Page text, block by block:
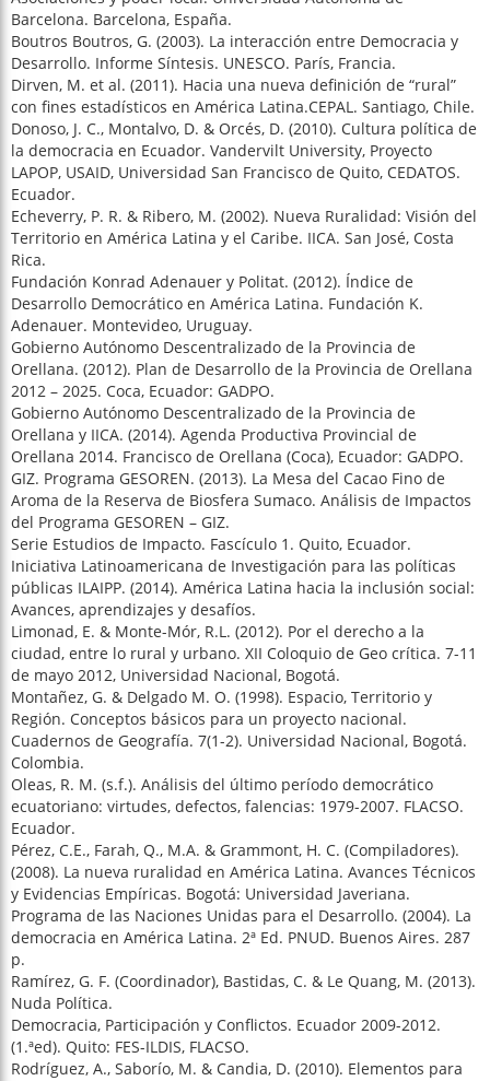
Barcelona. Barcelona, España.
Boutros Boutros, G. (2003). La interacción entre Democracia y
Desarrollo. Informe Síntesis. UNESCO. París, Francia.
Dirven, M. et al. (2011). Hacia una nueva definición de “rural”
con fines estadísticos en América Latina.CEPAL. Santiago, Chile.
Donoso, J. C., Montalvo, D. & Orcés, D. (2010). Cultura política de
la democracia en Ecuador. Vandervilt University, Proyecto
LAPOP, USAID, Universidad San Francisco de Quito, CEDATOS.
Ecuador.
Echeverry, P. R. & Ribero, M. (2002). Nueva Ruralidad: Visión del
Territorio en América Latina y el Caribe. IICA. San José, Costa
Rica.
Fundación Konrad Adenauer y Politat. (2012). Índice de
Desarrollo Democrático en América Latina. Fundación K.
Adenauer. Montevideo, Uruguay.
Gobierno Autónomo Descentralizado de la Provincia de
Orellana. (2012). Plan de Desarrollo de la Provincia de Orellana
2012 – 2025. Coca, Ecuador: GADPO.
Gobierno Autónomo Descentralizado de la Provincia de
Orellana y IICA. (2014). Agenda Productiva Provincial de
Orellana 2014. Francisco de Orellana (Coca), Ecuador: GADPO.
GIZ. Programa GESOREN. (2013). La Mesa del Cacao Fino de
Aroma de la Reserva de Biosfera Sumaco. Análisis de Impactos
del Programa GESOREN – GIZ.
Serie Estudios de Impacto. Fascículo 1. Quito, Ecuador.
Iniciativa Latinoamericana de Investigación para las políticas
públicas ILAIPP. (2014). América Latina hacia la inclusión social:
Avances, aprendizajes y desafíos.
Limonad, E. & Monte-Mór, R.L. (2012). Por el derecho a la
ciudad, entre lo rural y urbano. XII Coloquio de Geo crítica. 7-11
de mayo 2012, Universidad Nacional, Bogotá.
Montañez, G. & Delgado M. O. (1998). Espacio, Territorio y
Región. Conceptos básicos para un proyecto nacional.
Cuadernos de Geografía. 7(1-2). Universidad Nacional, Bogotá.
Colombia.
Oleas, R. M. (s.f.). Análisis del último período democrático
ecuatoriano: virtudes, defectos, falencias: 1979-2007. FLACSO.
Ecuador.
Pérez, C.E., Farah, Q., M.A. & Grammont, H. C. (Compiladores).
(2008). La nueva ruralidad en América Latina. Avances Técnicos
y Evidencias Empíricas. Bogotá: Universidad Javeriana.
Programa de las Naciones Unidas para el Desarrollo. (2004). La
democracia en América Latina. 2ª Ed. PNUD. Buenos Aires. 287
p.
Ramírez, G. F. (Coordinador), Bastidas, C. & Le Quang, M. (2013).
Nuda Política.
Democracia, Participación y Conflictos. Ecuador 2009-2012.
(1.ªed). Quito: FES-ILDIS, FLACSO.
Rodríguez, A., Saborío, M. & Candia, D. (2010). Elementos para